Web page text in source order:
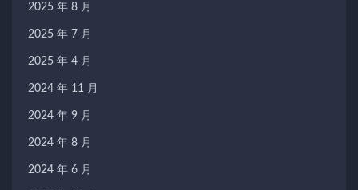
2025 年 8 月
2025 年 7 月
2025 年 4 月
2024 年 11 月
2024 年 9 月
2024 年 8 月
2024 年 6 月